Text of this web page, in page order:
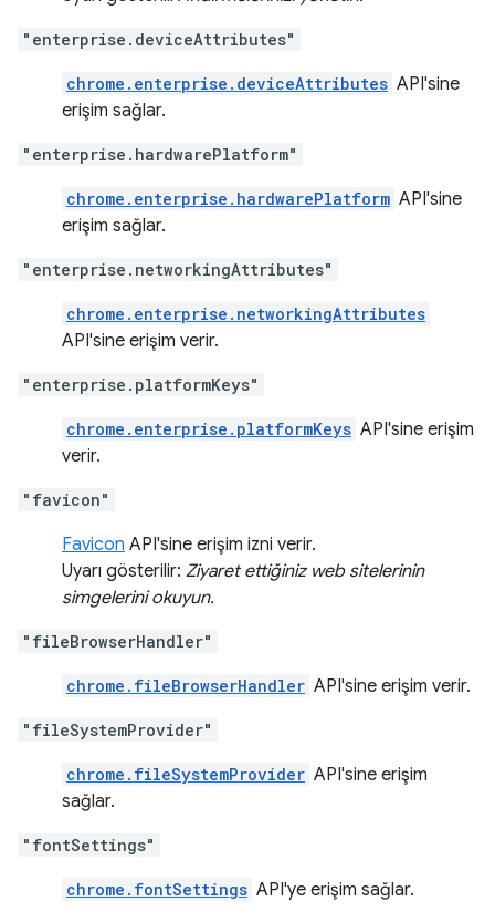
"enterprise.deviceAttributes"
chrome.enterprise.deviceAttributes API'sine
erişim sağlar.
"enterprise.hardwarePlatform"
chrome.enterprise.hardwarePlatform API'sine
erişim sağlar.
"enterprise.networkingAttributes"
chrome.enterprise.networkingAttributes
API'sine erişim verir.
"enterprise.platformKeys"
chrome.enterprise.platformKeys API'sine erişim
verir.
"favicon"
Favicon API'sine erişim izni verir.
Uyarı gösterilir: Ziyaret ettiğiniz web sitelerinin
simgelerini okuyun.
"fileBrowserHandler"
chrome.fileBrowserHandler API'sine erişim verir.
"fileSystemProvider"
chrome.fileSystemProvider API'sine erişim
sağlar.
"fontSettings"
chrome.fontSettings API'ye erişim sağlar.